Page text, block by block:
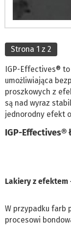
Strona 1 z 2
IGP-Effectives®
umożliwiająca
proszkowych z
są nad wyraz
jednorodny efekt
IGP-Effectives®
Lakiery z
W przypadku farb
procesowi